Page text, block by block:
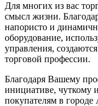
Для многих из вас
смысл жизни.
напористо и
оборудование,
управления,
торговой профессии.
Благодаря Вашему
инициативе, чуткому
покупателям в